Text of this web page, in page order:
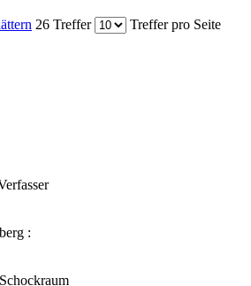
26 Treffer Treffer pro Seite
: